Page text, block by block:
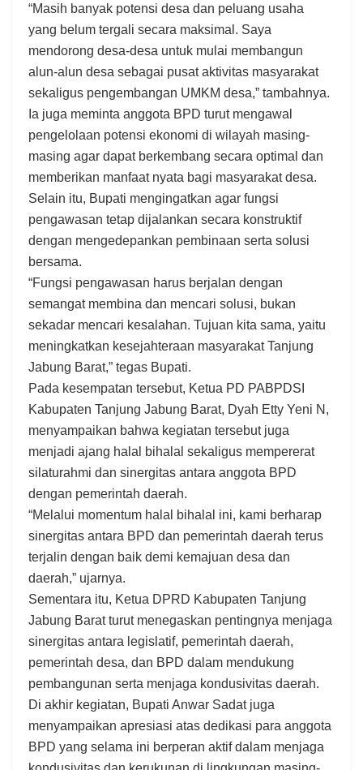
“Masih banyak potensi desa dan peluang usaha
yang belum tergali secara maksimal. Saya
mendorong desa-desa untuk mulai membangun
alun-alun desa sebagai pusat aktivitas masyarakat
sekaligus pengembangan UMKM desa,” tambahnya.
Ia juga meminta anggota BPD turut mengawal
pengelolaan potensi ekonomi di wilayah masing-
masing agar dapat berkembang secara optimal dan
memberikan manfaat nyata bagi masyarakat desa.
Selain itu, Bupati mengingatkan agar fungsi
pengawasan tetap dijalankan secara konstruktif
dengan mengedepankan pembinaan serta solusi
bersama.
“Fungsi pengawasan harus berjalan dengan
semangat membina dan mencari solusi, bukan
sekadar mencari kesalahan. Tujuan kita sama, yaitu
meningkatkan kesejahteraan masyarakat Tanjung
Jabung Barat,” tegas Bupati.
Pada kesempatan tersebut, Ketua PD PABPDSI
Kabupaten Tanjung Jabung Barat, Dyah Etty Yeni N,
menyampaikan bahwa kegiatan tersebut juga
menjadi ajang halal bihalal sekaligus mempererat
silaturahmi dan sinergitas antara anggota BPD
dengan pemerintah daerah.
“Melalui momentum halal bihalal ini, kami berharap
sinergitas antara BPD dan pemerintah daerah terus
terjalin dengan baik demi kemajuan desa dan
daerah,” ujarnya.
Sementara itu, Ketua DPRD Kabupaten Tanjung
Jabung Barat turut menegaskan pentingnya menjaga
sinergitas antara legislatif, pemerintah daerah,
pemerintah desa, dan BPD dalam mendukung
pembangunan serta menjaga kondusivitas daerah.
Di akhir kegiatan, Bupati Anwar Sadat juga
menyampaikan apresiasi atas dedikasi para anggota
BPD yang selama ini berperan aktif dalam menjaga